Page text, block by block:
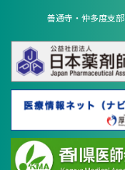
善通寺・仲多度支部